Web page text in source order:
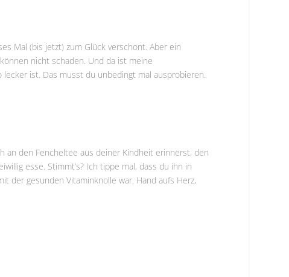
Mal (bis jetzt) zum Glück verschont. Aber ein
nicht schaden. Und da ist meine
ist. Das musst du unbedingt mal ausprobieren.
an den Fencheltee aus deiner Kindheit erinnerst, den
esse. Stimmt’s? Ich tippe mal, dass du ihn in
der gesunden Vitaminknolle war. Hand aufs Herz,